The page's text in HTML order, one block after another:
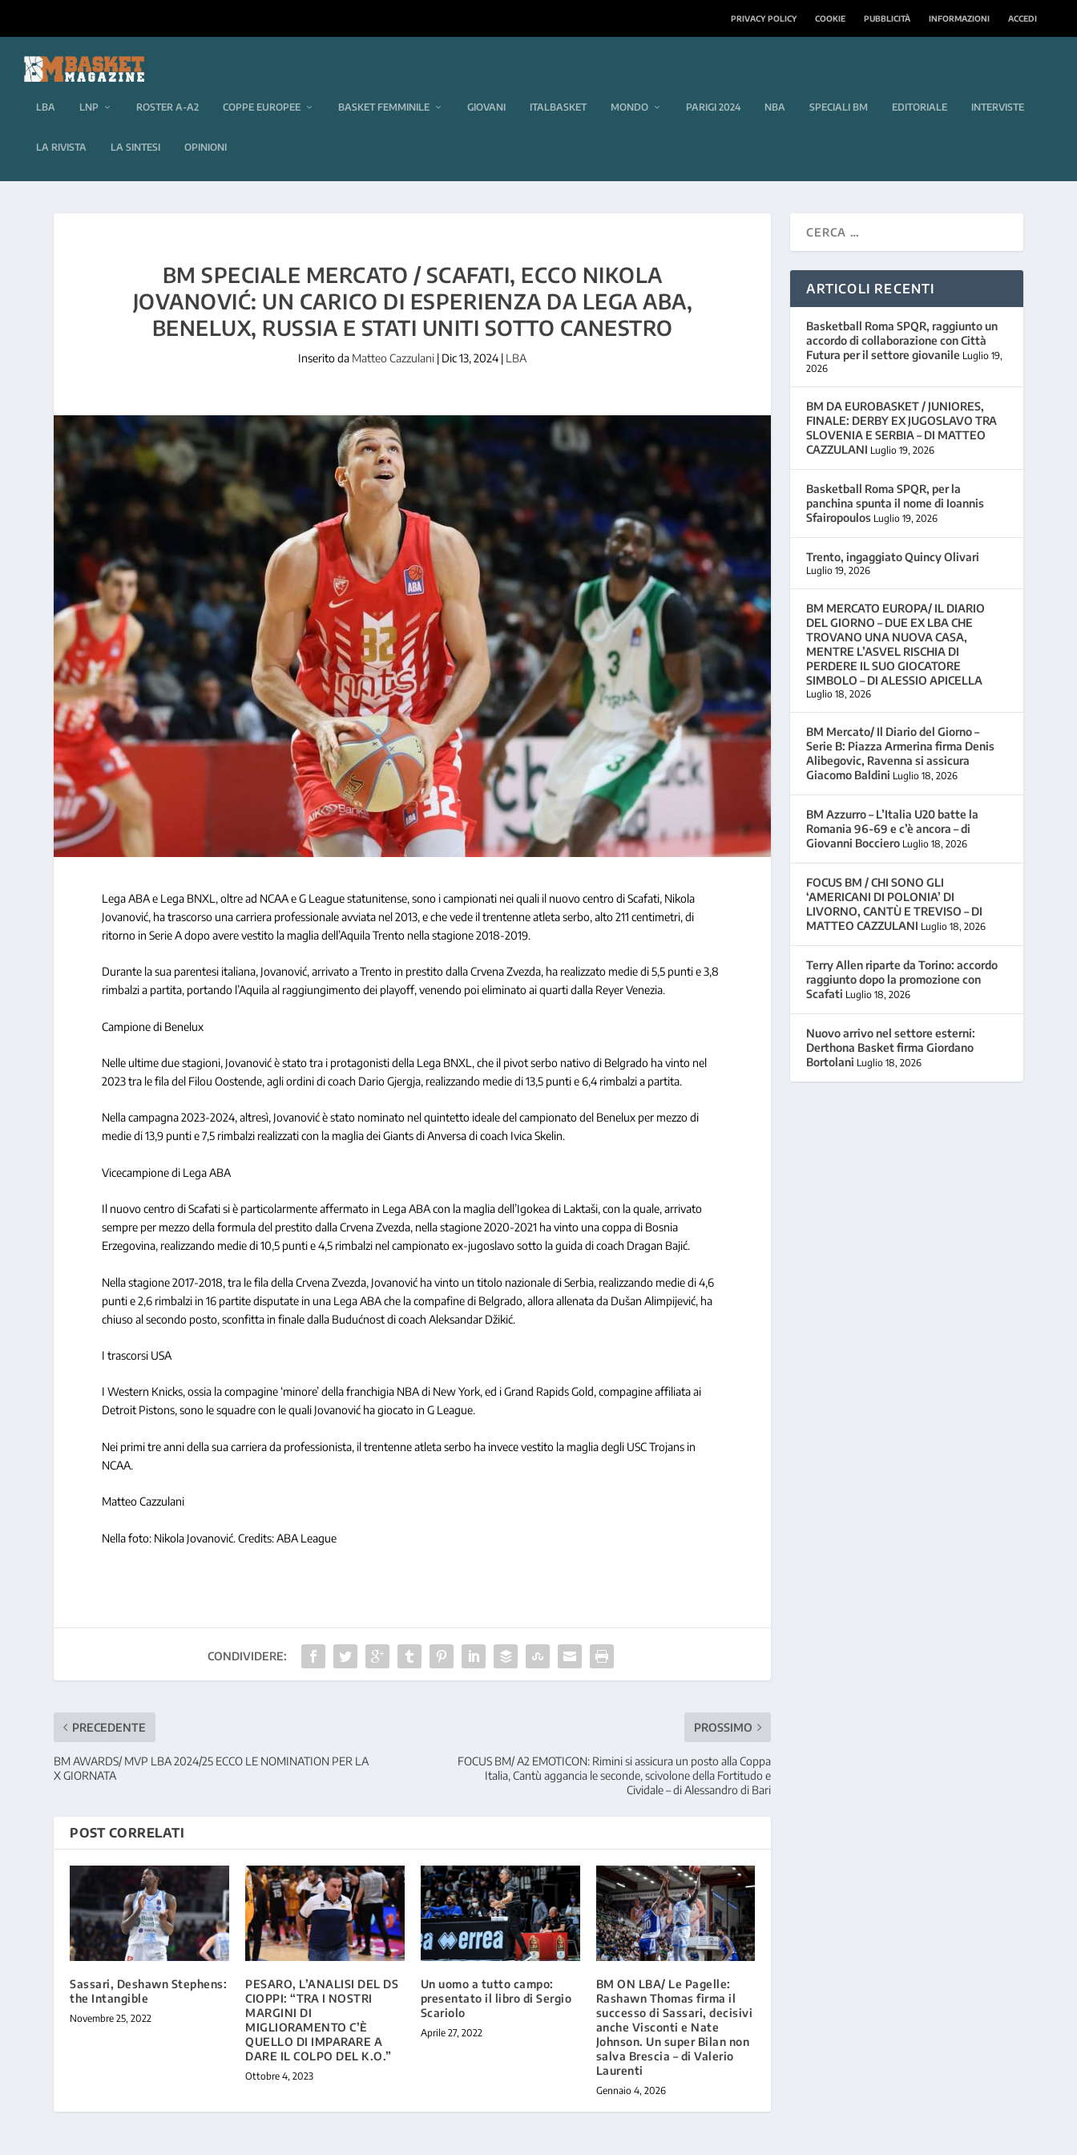
PRIVACY POLICY COOKIE PUBBLICITÀ INFORMAZIONI ACCEDI
LBA LNP ROSTER A-A2 COPPE EUROPEE BASKET FEMMINILE GIOVANI ITALBASKET MONDO PARIGI 2024 NBA SPECIALI BM EDITORIALE INTERVISTE
LA RIVISTA LA SINTESI OPINIONI
BM SPECIALE MERCATO / SCAFATI, ECCO NIKOLA
JOVANOVIĆ: UN CARICO DI ESPERIENZA DA LEGA ABA,
BENELUX, RUSSIA E STATI UNITI SOTTO CANESTRO
Inserito da Matteo Cazzulani | Dic 13, 2024 | LBA
Lega ABA e Lega BNXL, oltre ad NCAA e G League statunitense, sono i campionati nei quali il nuovo centro di Scafati, Nikola
Jovanović, ha trascorso una carriera professionale avviata nel 2013, e che vede il trentenne atleta serbo, alto 211 centimetri, di
ritorno in Serie A dopo avere vestito la maglia dell’Aquila Trento nella stagione 2018-2019.
Durante la sua parentesi italiana, Jovanović, arrivato a Trento in prestito dalla Crvena Zvezda, ha realizzato medie di 5,5 punti e 3,8
rimbalzi a partita, portando l’Aquila al raggiungimento dei playoff, venendo poi eliminato ai quarti dalla Reyer Venezia.
Campione di Benelux
Nelle ultime due stagioni, Jovanović è stato tra i protagonisti della Lega BNXL, che il pivot serbo nativo di Belgrado ha vinto nel
2023 tra le fila del Filou Oostende, agli ordini di coach Dario Gjergja, realizzando medie di 13,5 punti e 6,4 rimbalzi a partita.
Nella campagna 2023-2024, altresì, Jovanović è stato nominato nel quintetto ideale del campionato del Benelux per mezzo di
medie di 13,9 punti e 7,5 rimbalzi realizzati con la maglia dei Giants di Anversa di coach Ivica Skelin.
Vicecampione di Lega ABA
Il nuovo centro di Scafati si è particolarmente affermato in Lega ABA con la maglia dell’Igokea di Laktaši, con la quale, arrivato
sempre per mezzo della formula del prestito dalla Crvena Zvezda, nella stagione 2020-2021 ha vinto una coppa di Bosnia
Erzegovina, realizzando medie di 10,5 punti e 4,5 rimbalzi nel campionato ex-jugoslavo sotto la guida di coach Dragan Bajić.
Nella stagione 2017-2018, tra le fila della Crvena Zvezda, Jovanović ha vinto un titolo nazionale di Serbia, realizzando medie di 4,6
punti e 2,6 rimbalzi in 16 partite disputate in una Lega ABA che la compafine di Belgrado, allora allenata da Dušan Alimpijević, ha
chiuso al secondo posto, sconfitta in finale dalla Budućnost di coach Aleksandar Džikić.
I trascorsi USA
I Western Knicks, ossia la compagine ‘minore’ della franchigia NBA di New York, ed i Grand Rapids Gold, compagine affiliata ai
Detroit Pistons, sono le squadre con le quali Jovanović ha giocato in G League.
Nei primi tre anni della sua carriera da professionista, il trentenne atleta serbo ha invece vestito la maglia degli USC Trojans in
NCAA.
Matteo Cazzulani
Nella foto: Nikola Jovanović. Credits: ABA League
CONDIVIDERE:
PRECEDENTE
BM AWARDS/ MVP LBA 2024/25 ECCO LE NOMINATION PER LA
X GIORNATA
PROSSIMO
FOCUS BM/ A2 EMOTICON: Rimini si assicura un posto alla Coppa
Italia, Cantù aggancia le seconde, scivolone della Fortitudo e
Cividale – di Alessandro di Bari
POST CORRELATI
Sassari, Deshawn Stephens:
the Intangible
Novembre 25, 2022
PESARO, L’ANALISI DEL DS
CIOPPI: “TRA I NOSTRI
MARGINI DI
MIGLIORAMENTO C’È
QUELLO DI IMPARARE A
DARE IL COLPO DEL K.O.”
Ottobre 4, 2023
Un uomo a tutto campo:
presentato il libro di Sergio
Scariolo
Aprile 27, 2022
BM ON LBA/ Le Pagelle:
Rashawn Thomas firma il
successo di Sassari, decisivi
anche Visconti e Nate
Johnson. Un super Bilan non
salva Brescia – di Valerio
Laurenti
Gennaio 4, 2026
ARTICOLI RECENTI
Basketball Roma SPQR, raggiunto un
accordo di collaborazione con Città
Futura per il settore giovanile Luglio 19,
2026
BM DA EUROBASKET / JUNIORES,
FINALE: DERBY EX JUGOSLAVO TRA
SLOVENIA E SERBIA – DI MATTEO
CAZZULANI Luglio 19, 2026
Basketball Roma SPQR, per la
panchina spunta il nome di Ioannis
Sfairopoulos Luglio 19, 2026
Trento, ingaggiato Quincy Olivari
Luglio 19, 2026
BM MERCATO EUROPA/ IL DIARIO
DEL GIORNO – DUE EX LBA CHE
TROVANO UNA NUOVA CASA,
MENTRE L’ASVEL RISCHIA DI
PERDERE IL SUO GIOCATORE
SIMBOLO – DI ALESSIO APICELLA
Luglio 18, 2026
BM Mercato/ Il Diario del Giorno –
Serie B: Piazza Armerina firma Denis
Alibegovic, Ravenna si assicura
Giacomo Baldini Luglio 18, 2026
BM Azzurro – L’Italia U20 batte la
Romania 96-69 e c’è ancora – di
Giovanni Bocciero Luglio 18, 2026
FOCUS BM / CHI SONO GLI
‘AMERICANI DI POLONIA’ DI
LIVORNO, CANTÙ E TREVISO – DI
MATTEO CAZZULANI Luglio 18, 2026
Terry Allen riparte da Torino: accordo
raggiunto dopo la promozione con
Scafati Luglio 18, 2026
Nuovo arrivo nel settore esterni:
Derthona Basket firma Giordano
Bortolani Luglio 18, 2026